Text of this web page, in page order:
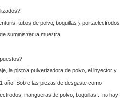
tubos de polvo, boquillas y portaelectrodos
suministrar la muestra.
la pistola pulverizadora de polvo, el inyector y
año. Sobre las piezas de desgaste como
mangueras de polvo, boquillas... no hay